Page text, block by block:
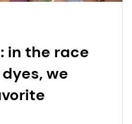
we